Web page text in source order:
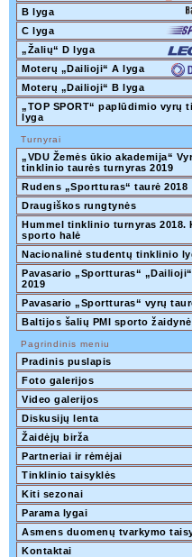
B lyga
C lyga
„Žalių“ D lyga
Moterų „Dailioji“ A lyga
Moterų „Dailioji“ B lyga
„TOP SPORT“ paplūdimio vyrų
lyga
Turnyrai
„VDU Žemės ūkio akademija“
tinklinio taurės turnyras 2019
Rudens „Sportturas“ taurė 2018
Draugiškos rungtynės
Hummel tinklinio turnyras 2018.
sporto halė
Nacionalinė studentų tinklinio
Pavasario „Sportturas“
2019
Pavasario „Sportturas“ vyrų
Baltijos šalių PMI sporto
Pagrindinis meniu
Pradinis puslapis
Foto galerijos
Video galerijos
Diskusijų lenta
Žaidėjų birža
Partneriai ir rėmėjai
Tinklinio taisyklės
Kiti sezonai
Parama lygai
Asmens duomenų tvarkymo
Kontaktai